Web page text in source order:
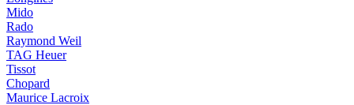
Mido
Rado
Raymond Weil
TAG Heuer
Tissot
Chopard
Maurice Lacroix